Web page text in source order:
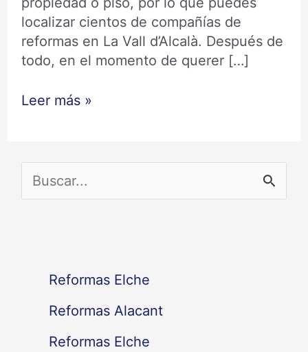
localizar cientos de compañías de
reformas en La Vall d’Alcalà. Después de
todo, en el momento de querer […]
Leer más »
Reformas Elche
Reformas Alacant
Reformas Elche